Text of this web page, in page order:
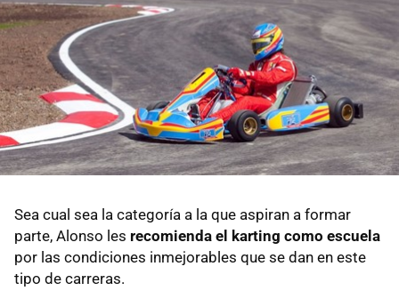
Sea cual sea la categoría a la que aspiran a formar
parte, Alonso les recomienda el karting como escuela
por las condiciones inmejorables que se dan en este
tipo de carreras.